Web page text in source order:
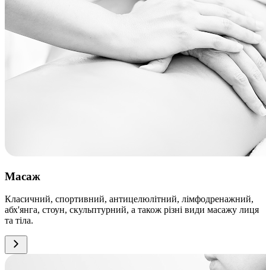
Масаж
Класичний, спортивний, антицелюлітний, лімфодренажний,
абх'янга, стоун, скульптурний, а також різні види масажу лиця
та тіла.